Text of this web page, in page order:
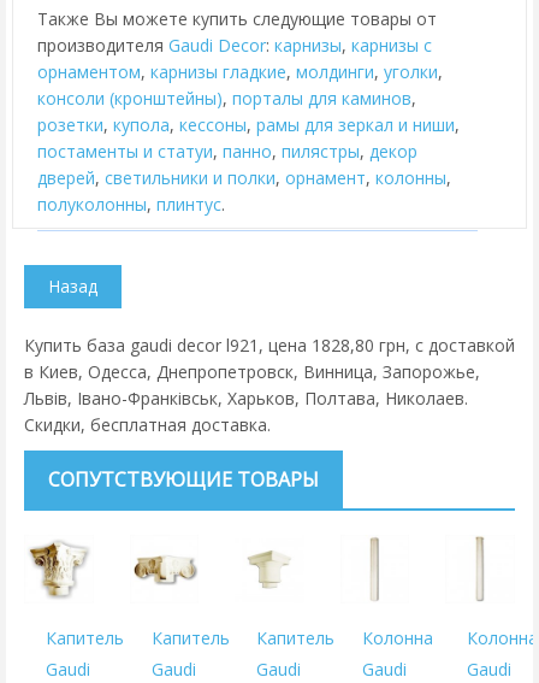
Также Вы можете купить следующие товары от
производителя Gaudi Decor: карнизы, карнизы с
орнаментом, карнизы гладкие, молдинги, уголки,
консоли (кронштейны), порталы для каминов,
розетки, купола, кессоны, рамы для зеркал и ниши,
постаменты и статуи, панно, пилястры, декор
дверей, cветильники и полки, орнамент, колонны,
полуколонны, плинтус.
Купить база gaudi decor l921, цена 1828,80 грн, с доставкой
в Киев, Одесса, Днепропетровск, Винница, Запорожье,
Львів, Івано-Франківськ, Харьков, Полтава, Николаев.
Скидки, бесплатная доставка.
СОПУТСТВУЮЩИЕ ТОВАРЫ
Капитель
Gaudi
Капитель
Gaudi
Капитель
Gaudi
Колонна
Gaudi
Колонна
Gaudi